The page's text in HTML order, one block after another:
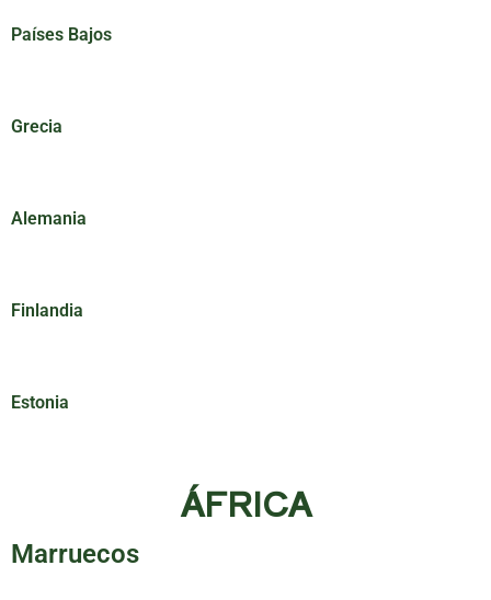
Países Bajos
Grecia
Alemania
Finlandia
Estonia
ÁFRICA
Marruecos